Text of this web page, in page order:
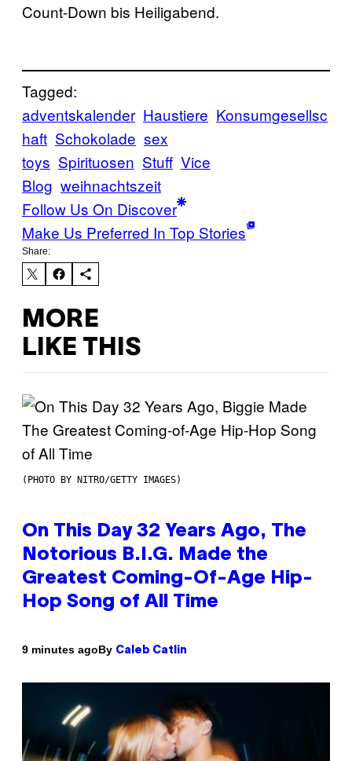
Count-Down bis Heiligabend.
Tagged:
adventskalender Haustiere Konsumgesellsc
haft Schokolade sex
toys Spirituosen Stuff Vice
Blog weihnachtszeit
Follow Us On Discover
Make Us Preferred In Top Stories
Share:
MORE
LIKE THIS
(PHOTO BY NITRO/GETTY IMAGES)
On This Day 32 Years Ago, The
Notorious B.I.G. Made the
Greatest Coming-Of-Age Hip-
Hop Song of All Time
9 minutes agoBy Caleb Catlin